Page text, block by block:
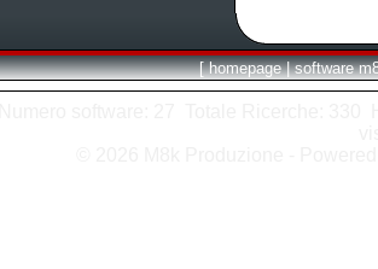
[ homepage | software